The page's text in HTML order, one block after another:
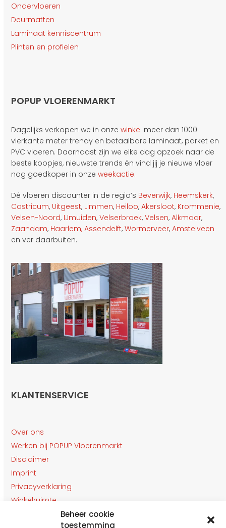
Beheer cookie
toestemming
Ondervloeren
Deurmatten
Laminaat kenniscentrum
Plinten en profielen
POPUP VLOERENMARKT
Dagelijks verkopen we in onzewinkel meer dan 1000
vierkante meter trendy en betaalbare laminaat, parket en
PVC vloeren. Daarnaast zijn we elke dag opzoek naar de
beste koopjes, nieuwste trends én vind jij je nieuwe vloer
nog goedkoper in onzeweekactie.
Dé vloeren discounter in de regio’s Beverwijk, Heemskerk,
Castricum, Uitgeest, Limmen, Heiloo,Akersloot, Krommenie,
Velsen-Noord, IJmuiden,Velserbroek,Velsen,Alkmaar,
Zaandam, Haarlem, Assendelft,Wormerveer,Amstelveen
en ver daarbuiten.
KLANTENSERVICE
Over ons
Werken bij POPUP Vloerenmarkt
Disclaimer
Imprint
Privacyverklaring
Winkelruimte
Klantenservice